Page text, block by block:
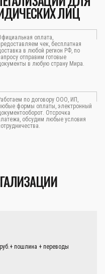
ЛИЦ
оплата,
чек, бесплатная
в любой регион РФ, по
отправим готовые
в любую страну Мира.
по договору ООО, ИП,
формы оплаты, электронный
Отсрочка
обсудим любые условия
пошлина + переводы